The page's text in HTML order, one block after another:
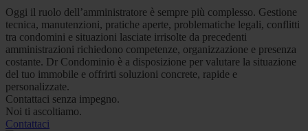
Oggi il ruolo dell’amministratore è sempre più complesso. Gestione
tecnica, manutenzioni, pratiche aperte, problematiche legali, conflitti
tra condomini e situazioni lasciate irrisolte da precedenti
amministrazioni richiedono competenze, organizzazione e presenza
costante. Dr Condominio è a disposizione per valutare la situazione
del tuo immobile e offrirti soluzioni concrete, rapide e
personalizzate.
Contattaci senza impegno.
Noi ti ascoltiamo.
Contattaci